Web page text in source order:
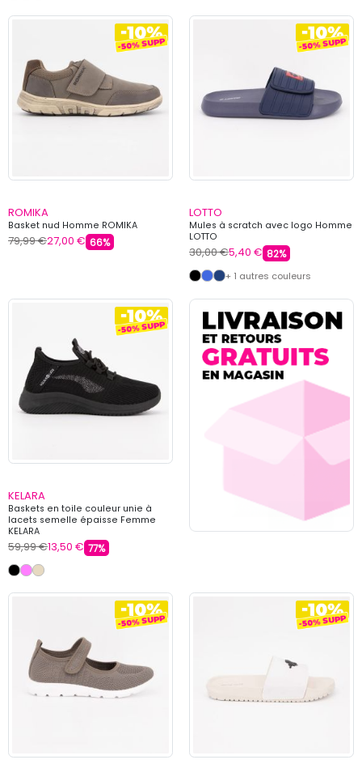
ROMIKA
Basket nud Homme ROMIKA
79,99 €27,00 € 66%
LOTTO
Mules à scratch avec logo Homme
LOTTO
30,00 €5,40 € 82%
+ 1 autres couleurs
KELARA
Baskets en toile couleur unie à
lacets semelle épaisse Femme
KELARA
59,99 €13,50 € 77%